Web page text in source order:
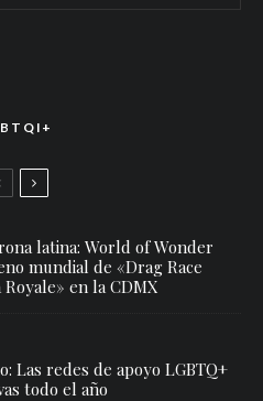
latina: World of Wonder
mundial de «Drag Race
en la CDMX
Las redes de apoyo LGBTQ+
todo el año